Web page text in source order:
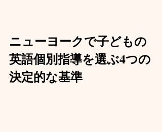
ニューヨークで子どもの
英語個別指導を選ぶ4つの
決定的な基準